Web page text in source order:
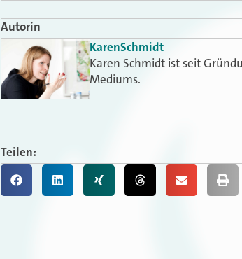
Autorin
KarenSchmidt
Karen Schmidt ist seit
Mediums.
Teilen: